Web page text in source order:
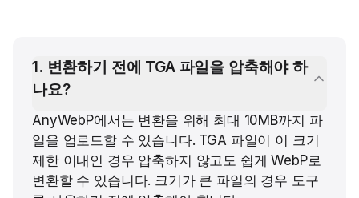
1. 변환하기 전에 TGA 파일을 압축해야 하
나요?
AnyWebP에서는 변환을 위해 최대 10MB까지 파
일을 업로드할 수 있습니다. TGA 파일이 이 크기
제한 이내인 경우 압축하지 않고도 쉽게 WebP로
변환할 수 있습니다. 크기가 큰 파일의 경우 도구